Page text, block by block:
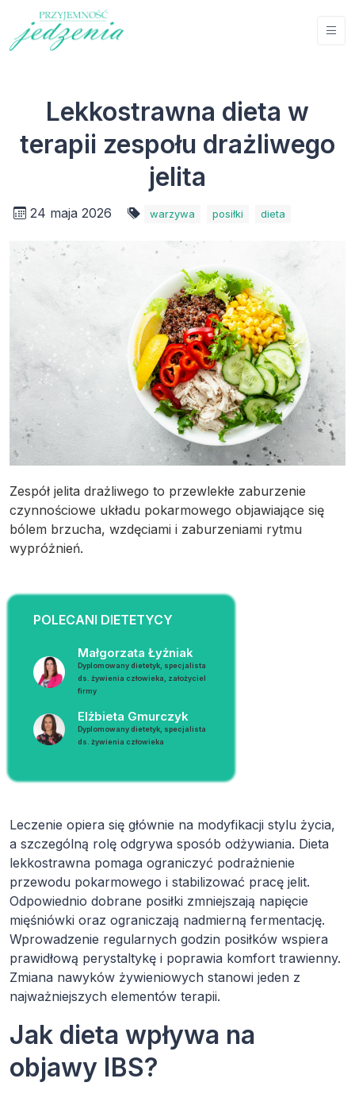
Lekkostrawna dieta w
terapii zespołu drażliwego
jelita
24 maja 2026 warzywa posiłki dieta
Zespół jelita drażliwego to przewlekłe zaburzenie
czynnościowe układu pokarmowego objawiające się
bólem brzucha, wzdęciami i zaburzeniami rytmu
wypróżnień.
POLECANI DIETETYCY
Małgorzata Łyżniak
Dyplomowany dietetyk, specjalista
ds. żywienia człowieka, założyciel
firmy
Elżbieta Gmurczyk
Dyplomowany dietetyk, specjalista
ds. żywienia człowieka
Leczenie opiera się głównie na modyfikacji stylu życia,
a szczególną rolę odgrywa sposób odżywiania. Dieta
lekkostrawna pomaga ograniczyć podrażnienie
przewodu pokarmowego i stabilizować pracę jelit.
Odpowiednio dobrane posiłki zmniejszają napięcie
mięśniówki oraz ograniczają nadmierną fermentację.
Wprowadzenie regularnych godzin posiłków wspiera
prawidłową perystaltykę i poprawia komfort trawienny.
Zmiana nawyków żywieniowych stanowi jeden z
najważniejszych elementów terapii.
Jak dieta wpływa na
objawy IBS?